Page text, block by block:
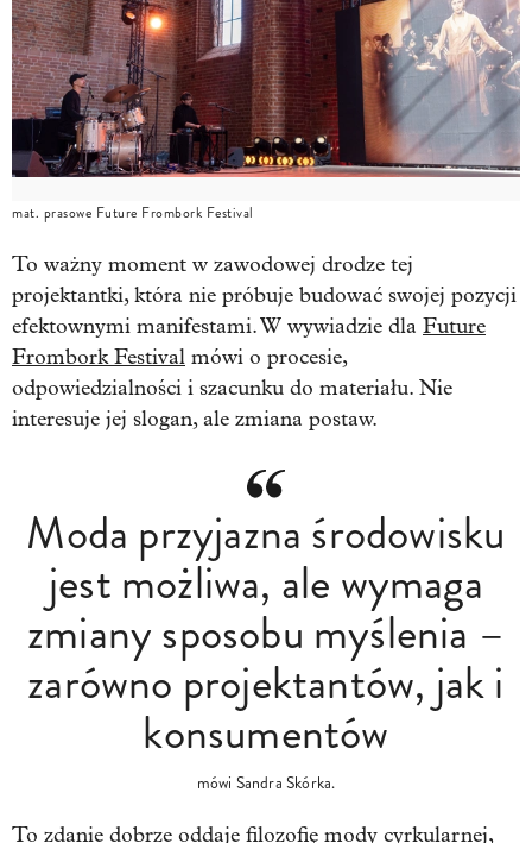
mat. prasowe Future Frombork Festival
To ważny moment w zawodowej drodze tej
projektantki, która nie próbuje budować swojej pozycji
efektownymi manifestami. W wywiadzie dla Future
Frombork Festival mówi o procesie,
odpowiedzialności i szacunku do materiału. Nie
interesuje jej slogan, ale zmiana postaw.
Moda przyjazna środowisku
jest możliwa, ale wymaga
zmiany sposobu myślenia –
zarówno projektantów, jak i
konsumentów
mówi Sandra Skórka.
To zdanie dobrze oddaje filozofię mody cyrkularnej,